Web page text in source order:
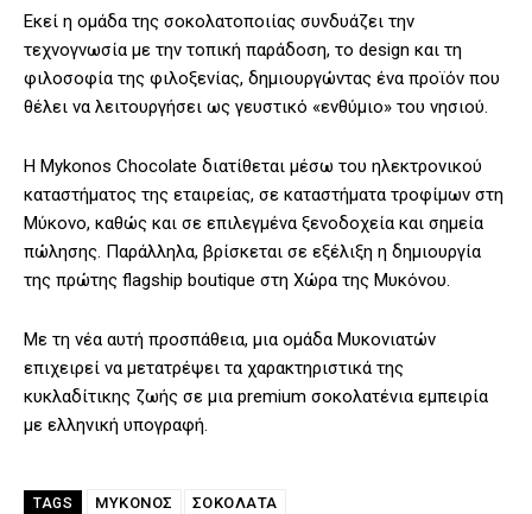
Εκεί η ομάδα της σοκολατοποιίας συνδυάζει την
τεχνογνωσία με την τοπική παράδοση, το design και τη
φιλοσοφία της φιλοξενίας, δημιουργώντας ένα προϊόν που
θέλει να λειτουργήσει ως γευστικό «ενθύμιο» του νησιού.
Η Mykonos Chocolate διατίθεται μέσω του ηλεκτρονικού
καταστήματος της εταιρείας, σε καταστήματα τροφίμων στη
Μύκονο, καθώς και σε επιλεγμένα ξενοδοχεία και σημεία
πώλησης. Παράλληλα, βρίσκεται σε εξέλιξη η δημιουργία
της πρώτης flagship boutique στη Χώρα της Μυκόνου.
Με τη νέα αυτή προσπάθεια, μια ομάδα Μυκονιατών
επιχειρεί να μετατρέψει τα χαρακτηριστικά της
κυκλαδίτικης ζωής σε μια premium σοκολατένια εμπειρία
με ελληνική υπογραφή.
TAGS ΜΎΚΟΝΟΣ ΣΟΚΟΛΆΤΑ